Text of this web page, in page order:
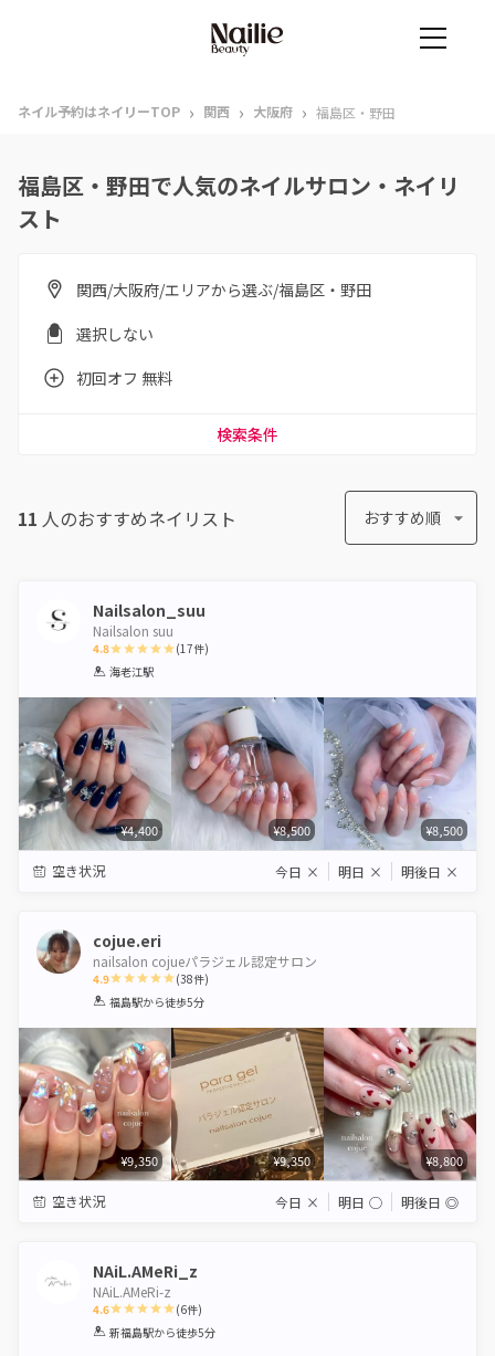
ネイル予約はネイリーTOP › 関西 › 大阪府 › 福島区・野田
福島区・野田で人気のネイルサロン・ネイリ
スト
関西/大阪府/エリアから選ぶ/福島区・野田
選択しない
初回オフ 無料
検索条件
11 人のおすすめネイリスト おすすめ順
Nailsalon_suu
Nailsalon suu
4.8
1 2 3 4
(17件)
海老江駅
¥4,400 ¥8,500 ¥8,500
空き状況 今日 × 明日 × 明後日 ×
cojue.eri
nailsalon cojueパラジェル認定サロン
4.9
1 2 3 4 5
(38件)
福島駅から徒歩5分
¥9,350 ¥9,350 ¥8,800
空き状況 今日 × 明日 ◯ 明後日 ◎
NAiL.AMeRi_z
NAiL.AMeRi-z
4.6
1 2 3 4 5
(6件)
新福島駅から徒歩5分